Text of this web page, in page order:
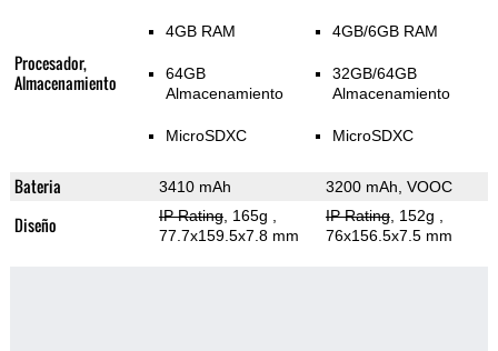
Procesador,
Almacenamiento
4GB RAM
64GB
Almacenamiento
MicroSDXC
4GB/6GB RAM
32GB/64GB
Almacenamiento
MicroSDXC
Bateria 3410 mAh 3200 mAh, VOOC
Diseño IP Rating, 165g
77.7x159.5x7.8 mm
IP Rating, 152g
76x156.5x7.5 mm